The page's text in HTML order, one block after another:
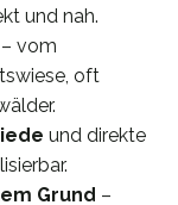
und nah.
vom
oft
und direkte
Grund –